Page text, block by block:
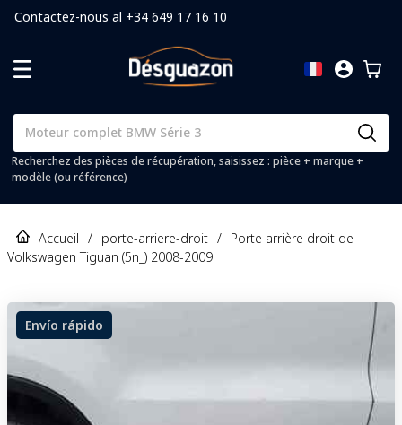
Contactez-nous al +34 649 17 16 10
Recherchez des pièces de récupération, saisissez : pièce + marque +
modèle (ou référence)
Accueil / porte-arriere-droit / Porte arrière droit de
Volkswagen Tiguan (5n_) 2008-2009
Envío rápido